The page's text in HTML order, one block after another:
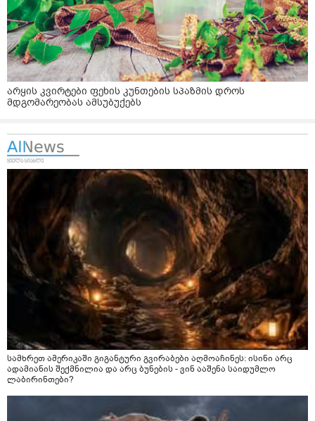
არყის კვირტები ფეხის კუნთების სპაზმის დროს
მდგომარეობას ამსუბუქებს
სამხრეთ ამერიკაში გიგანტური გვირაბები აღმოაჩინეს: ისინი არც
ადამიანის შექმნილია და არც ბუნების - ვინ ააშენა საიდუმლო
ლაბირინთები?